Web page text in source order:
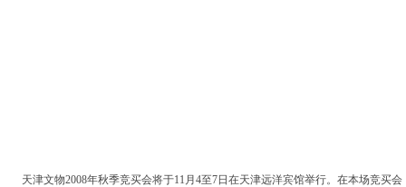
天津文物2008年秋季竞买会将于11月4至7日在天津远洋宾馆举行。在本场竞买会